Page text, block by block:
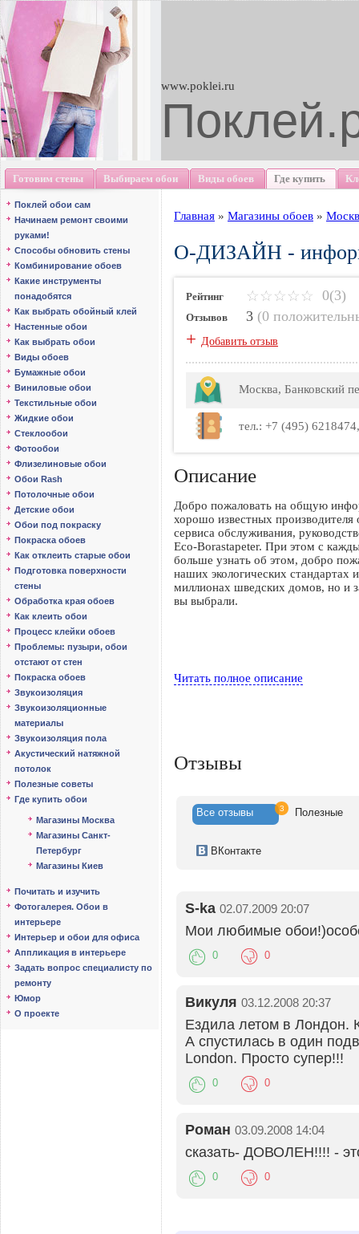
www.poklei.ru
Готовим стены Выбираем обои Виды обоев Где купить
Поклей обои сам
Начинаем ремонт своими
руками!
Способы обновить стены
Комбинирование обоев
Какие инструменты
понадобятся
Как выбрать обойный клей
Настенные обои
Как выбрать обои
Виды обоев
Бумажные обои
Виниловые обои
Текстильные обои
Жидкие обои
Стеклообои
Фотообои
Флизелиновые обои
Обои Rash
Потолочные обои
Детские обои
Обои под покраску
Покраска обоев
Как отклеить старые обои
Подготовка поверхности
стены
Обработка края обоев
Как клеить обои
Процесс клейки обоев
Проблемы: пузыри, обои
отстают от стен
Покраска обоев
Звукоизоляция
Звукоизоляционные
материалы
Звукоизоляция пола
Акустический натяжной
потолок
Полезные советы
Где купить обои
Магазины Москва
Магазины Санкт-
Петербург
Магазины Киев
Почитать и изучить
Фотогалерея. Обои в
интерьере
Интерьер и обои для офиса
Аппликация в интерьере
Задать вопрос специалисту по
ремонту
Юмор
О проекте
Главная » Магазины обоев »
О-ДИЗАЙН -
Рейтинг 0(3)
Отзывов 3 (0
+ Добавить отзыв
Москва, Банковский
тел.: +7 (495)
Описание
Добро пожаловать на общую
хорошо известных производителя
сервиса обслуживания,
Eco-Borastapeter. При этом с
больше узнать об этом, добро
наших экологических стандартах
миллионах шведских домов, но и
вы выбрали.
Читать полное описание
Отзывы
Всеотзывы 3 Полезные
ВКонтакте
S-ka 02.07.2009 20:07
Мои любимые
0 0
Викуля 03.12.2008 20:37
Ездила летом в Лондон.
А спустилась в один
London. Просто супер!!!
0 0
Роман 03.09.2008 14:04
сказать- ДОВОЛЕН!!!! -
0 0